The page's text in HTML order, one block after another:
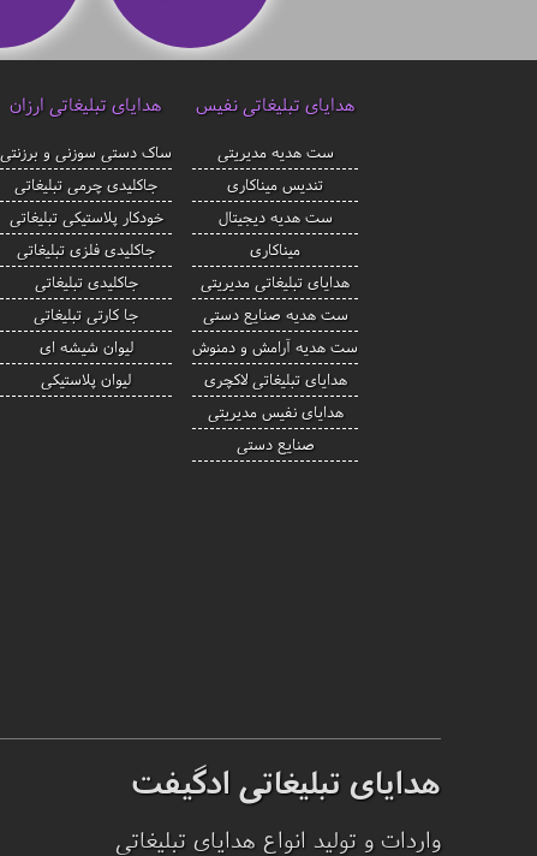
هدایای تبلیغاتی نفیس
ست هدیه مدیریتی
تندیس میناکاری
ست هدیه دیجیتال
میناکاری
هدایای تبلیغاتی مدیریتی
ست هدیه صنایع دستی
ست هدیه آرامش و دمنوش
هدایای تبلیغاتی لاکچری
هدایای نفیس مدیریتی
صنایع دستی
هدایای تبلیغاتی ارزان
ساک دستی سوزنی و برزنتی
جاکلیدی چرمی تبلیغاتی
خودکار پلاستیکی تبلیغاتی
جاکلیدی فلزی تبلیغاتی
جاکلیدی تبلیغاتی
جا کارتی تبلیغاتی
لیوان شیشه ای
لیوان پلاستیکی
هدایای تبلیغاتی ادگیفت
واردات و تولید انواع هدایای تبلیغاتی